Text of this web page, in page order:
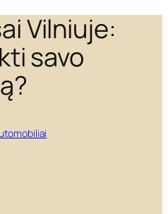
Vilniuje:
savo